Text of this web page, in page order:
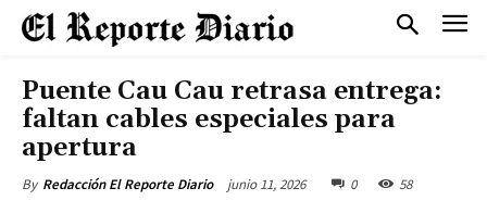
Puente Cau Cau retrasa entrega:
faltan cables especiales para
apertura
By Redacción El Reporte Diario junio 11, 2026 0 58